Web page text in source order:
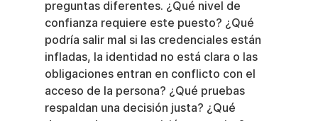
preguntas diferentes. ¿Qué nivel de
confianza requiere este puesto? ¿Qué
podría salir mal si las credenciales están
infladas, la identidad no está clara o las
obligaciones entran en conflicto con el
acceso de la persona? ¿Qué pruebas
respaldan una decisión justa? ¿Qué